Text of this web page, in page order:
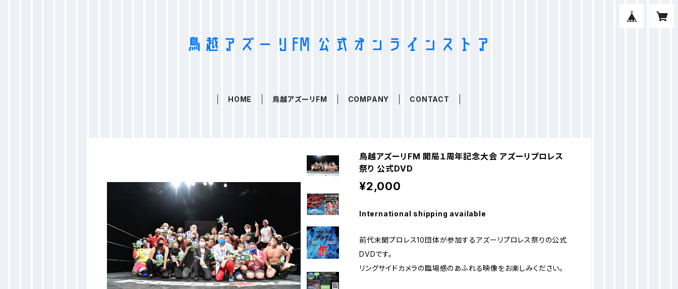
HOME 鳥越アズーリFM COMPANY CONTACT
鳥越アズーリFM 開局１周年記念大会 アズーリプロレス
祭り 公式DVD
¥2,000
International shipping available
前代未聞プロレス10団体が参加するアズーリプロレス祭りの公式
DVDです。
リングサイドカメラの臨場感のあふれる映像をお楽しみください。